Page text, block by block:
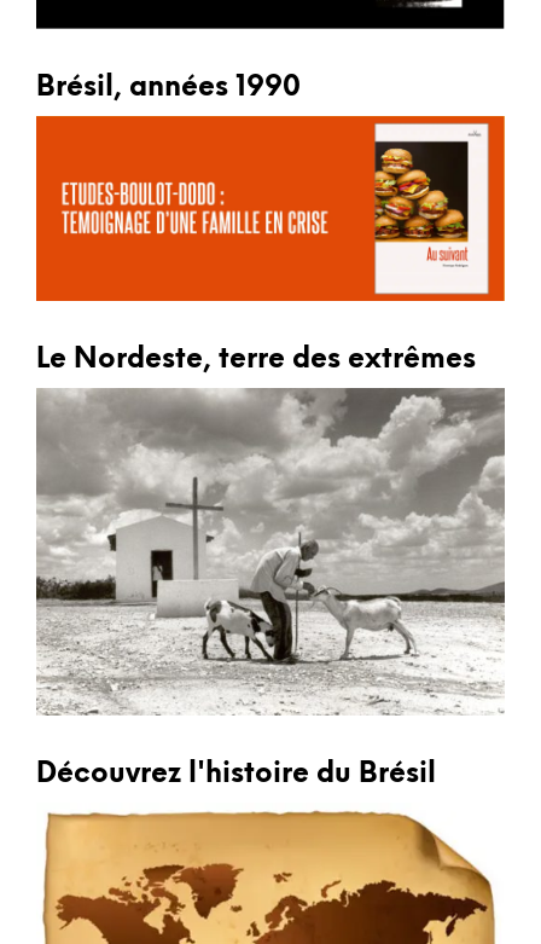
Brésil, années 1990
Le Nordeste, terre des extrêmes
Découvrez l'histoire du Brésil